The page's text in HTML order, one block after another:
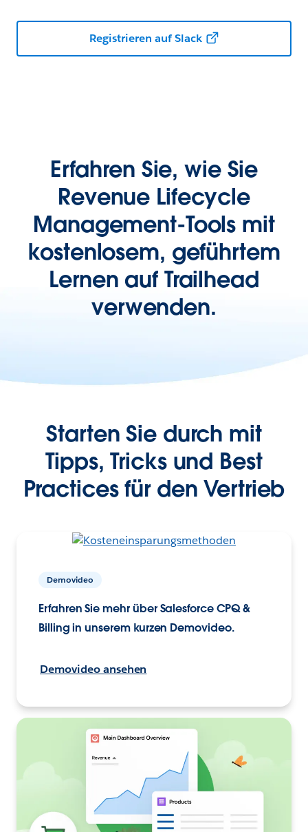
Registrieren auf Slack
Erfahren Sie, wie Sie
Revenue Lifecycle
Management-Tools mit
kostenlosem, geführtem
Lernen auf Trailhead
verwenden.
Starten Sie durch mit
Tipps, Tricks und Best
Practices für den Vertrieb
Demovideo
Erfahren Sie mehr über Salesforce CPQ &
Billing in unserem kurzen Demovideo.
Demovideo ansehen